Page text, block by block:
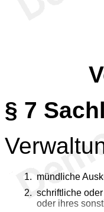
§ 7
mündliche
schriftliche
oder ihres